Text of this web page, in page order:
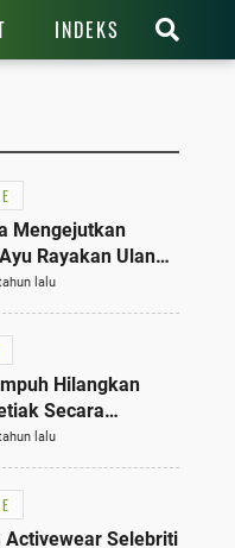
INDEKS
Mengejutkan
Rayakan Ulang
Panti Asuhan,
Anggun dengan
lalu
Hilangkan
Secara
dalam 5
Sederhana
lalu
Activewear Selebriti